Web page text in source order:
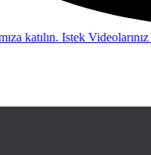
Istek Videolarınız Icın